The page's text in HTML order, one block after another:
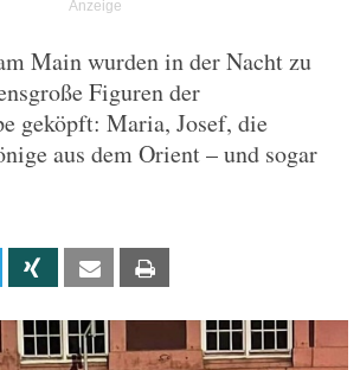
Main wurden in der Nacht zu
Figuren der
geköpft: Maria, Josef, die
aus dem Orient – und sogar
Linkedin Xing Email